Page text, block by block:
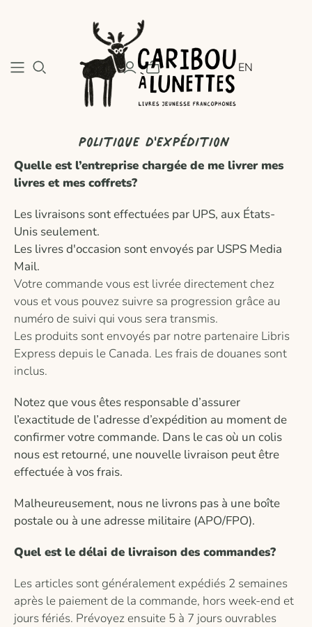
EN
Politique d'expédition
Quelle est l’entreprise chargée de me livrer mes
livres et mes coffrets?
Les livraisons sont effectuées par UPS, aux États-
Unis seulement.
Les livres d'occasion sont envoyés par USPS Media
Mail.
Votre commande vous est livrée directement chez
vous et vous pouvez suivre sa progression grâce au
numéro de suivi qui vous sera transmis.
Les produits sont envoyés par notre partenaire Libris
Express depuis le Canada. Les frais de douanes sont
inclus.
Notez que vous êtes responsable d’assurer
l’exactitude de l’adresse d’expédition au moment de
confirmer votre commande. Dans le cas où un colis
nous est retourné, une nouvelle livraison peut être
effectuée à vos frais.
Malheureusement, nous ne livrons pas à une boîte
postale ou à une adresse militaire (APO/FPO).
Quel est le délai de livraison des commandes?
Les articles sont généralement expédiés 2 semaines
après le paiement de la commande, hors week-end et
jours fériés. Prévoyez ensuite 5 à 7 jours ouvrables